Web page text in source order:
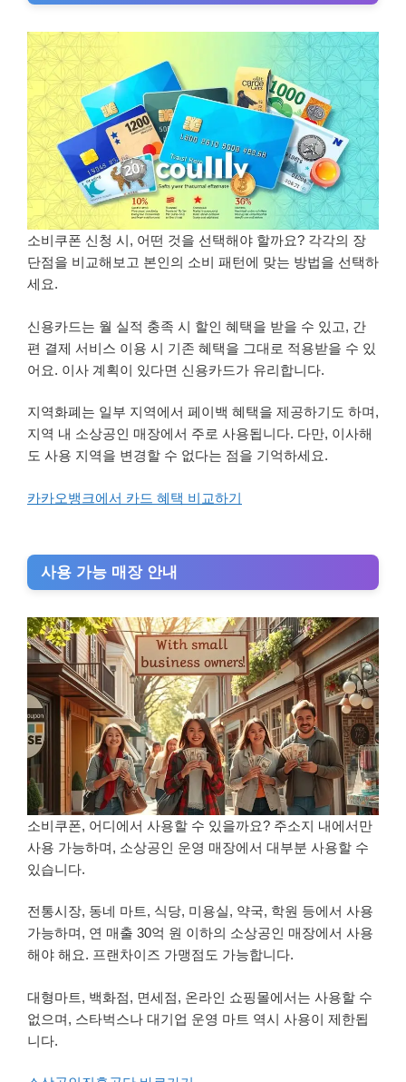
소비쿠폰 신청 시, 어떤 것을 선택해야 할까요? 각각의 장
단점을 비교해보고 본인의 소비 패턴에 맞는 방법을 선택하
세요.
신용카드는 월 실적 충족 시 할인 혜택을 받을 수 있고, 간
편 결제 서비스 이용 시 기존 혜택을 그대로 적용받을 수 있
어요. 이사 계획이 있다면 신용카드가 유리합니다.
지역화폐는 일부 지역에서 페이백 혜택을 제공하기도 하며,
지역 내 소상공인 매장에서 주로 사용됩니다. 다만, 이사해
도 사용 지역을 변경할 수 없다는 점을 기억하세요.
카카오뱅크에서 카드 혜택 비교하기
사용 가능 매장 안내
소비쿠폰, 어디에서 사용할 수 있을까요? 주소지 내에서만
사용 가능하며, 소상공인 운영 매장에서 대부분 사용할 수
있습니다.
전통시장, 동네 마트, 식당, 미용실, 약국, 학원 등에서 사용
가능하며, 연 매출 30억 원 이하의 소상공인 매장에서 사용
해야 해요. 프랜차이즈 가맹점도 가능합니다.
대형마트, 백화점, 면세점, 온라인 쇼핑몰에서는 사용할 수
없으며, 스타벅스나 대기업 운영 마트 역시 사용이 제한됩
니다.